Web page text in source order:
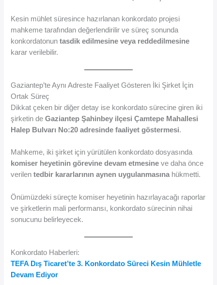
Kesin mühlet süresince hazırlanan konkordato projesi
mahkeme tarafından değerlendirilir ve süreç sonunda
konkordatonuntasdik edilmesine veya reddedilmesine
karar verilebilir.
Gaziantep’te Aynı Adreste Faaliyet Gösteren İki Şirket İçin
Ortak Süreç
Dikkat çeken bir diğer detay ise konkordato sürecine giren iki
şirketin deGaziantep Şahinbey ilçesi Çamtepe Mahallesi
Halep Bulvarı No:20 adresinde faaliyet göstermesi.
Mahkeme, iki şirket için yürütülen konkordato dosyasında
komiser heyetinin görevine devam etmesine ve daha önce
verilentedbir kararlarının aynen uygulanmasınahükmetti.
Önümüzdeki süreçte komiser heyetinin hazırlayacağı raporlar
ve şirketlerin mali performansı, konkordato sürecinin nihai
sonucunu belirleyecek.
Konkordato Haberleri:
TEFA Dış Ticaret’te 3. Konkordato Süreci Kesin Mühletle
Devam Ediyor